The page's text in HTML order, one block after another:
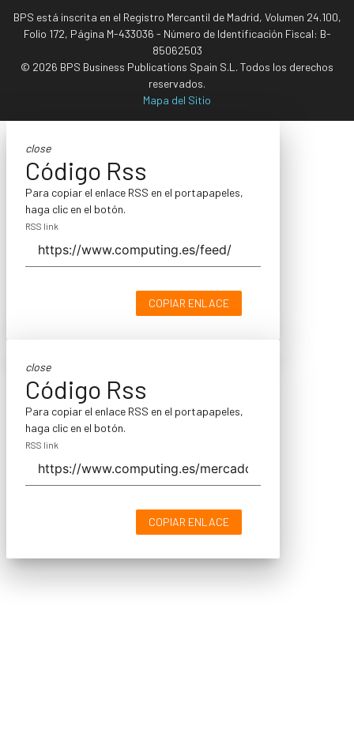
BPS está inscrita en el Registro Mercantil de Madrid, Volumen 24.100,
Folio 172, Página M-433036 - Número de Identificación Fiscal: B-
85062503
© 2026 BPS Business Publications Spain S.L. Todos los derechos
reservados.
Mapa del Sitio
close
Código Rss
Para copiar el enlace RSS en el portapapeles,
haga clic en el botón.
RSS link
COPIAR ENLACE
close
Código Rss
Para copiar el enlace RSS en el portapapeles,
haga clic en el botón.
RSS link
COPIAR ENLACE